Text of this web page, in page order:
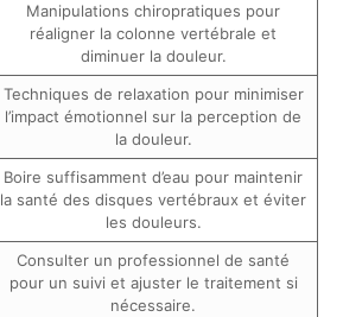
Manipulations chiropratiques pour
réaligner la colonne vertébrale et
diminuer la douleur.
Techniques de relaxation pour minimiser
l’impact émotionnel sur la perception de
la douleur.
Boire suffisamment d’eau pour maintenir
la santé des disques vertébraux et éviter
les douleurs.
Consulter un professionnel de santé
pour un suivi et ajuster le traitement si
nécessaire.